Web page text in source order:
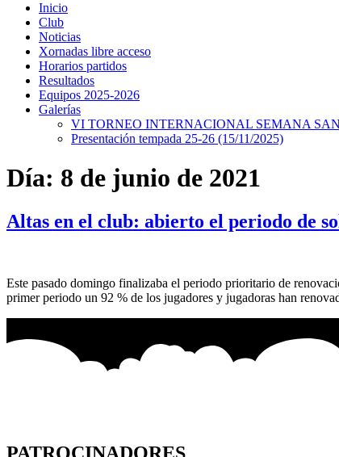
Inicio
Club
Noticias
Xornadas libre acceso
Horarios partidos
Resultados
Equipos 2025-2026
Galerías
VI TORNEO INTERNACIONAL SEMANA
Presentación tempada 25-26 (15/11/2025)
Día: 8 de junio de 2021
Altas en el club: abierto el periodo de
Este pasado domingo finalizaba el periodo prioritario de
primer periodo un 92 % de los jugadores y jugadoras han